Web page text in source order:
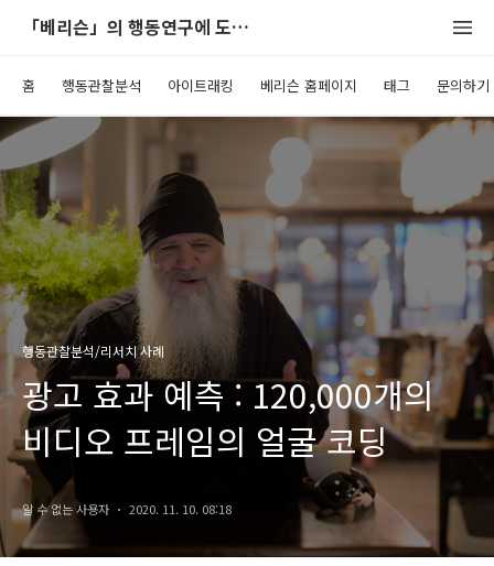
「베리슨」의 행동연구에 도움이 되는 블로그
홈 행동관찰분석 아이트래킹 베리슨 홈페이지 태그 문의하기
행동관찰분석/리서치 사례
광고 효과 예측 : 120,000개의
비디오 프레임의 얼굴 코딩
알 수 없는 사용자 2020. 11. 10. 08:18